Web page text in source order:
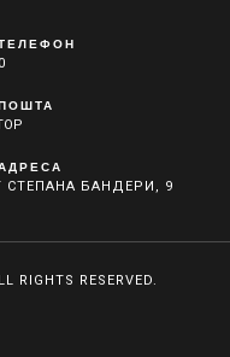
СТЕПАНА БАНДЕРИ, 9
RIGHTS RESERVED.